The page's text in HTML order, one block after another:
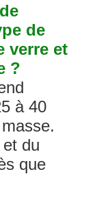
de
verre et
?
à 40
du
que